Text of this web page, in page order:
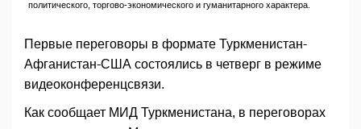
политического, торгово-экономического и гуманитарного характера.
Первые переговоры в формате Туркменистан-
Афганистан-США состоялись в четверг в режиме
видеоконференцсвязи.
Как сообщает МИД Туркменистана, в переговорах